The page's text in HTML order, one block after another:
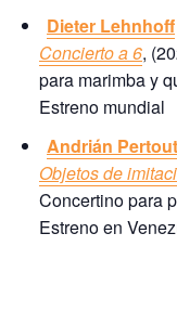
Dieter Lehnhoff
Concierto a 6,
para marimba y
Estreno mundial
Andrián Pertout
Objetos de
Concertino para
Estreno en